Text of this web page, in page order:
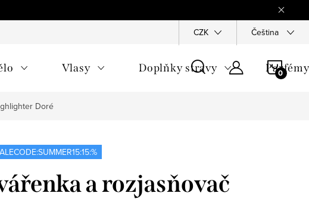
Ochrana osobních údajů Všeobecné
CZK Čeština
Vlasy Doplňky stravy Parfémy
Doré
a rozjasňovač